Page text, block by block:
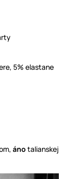
5% elastane
áno talianskej